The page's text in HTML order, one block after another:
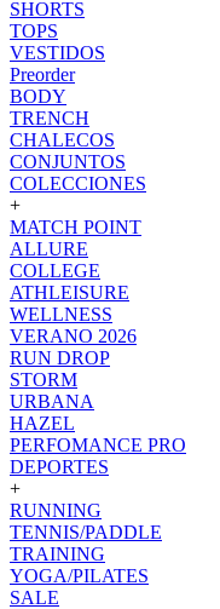
SHORTS
TOPS
VESTIDOS
Preorder
BODY
TRENCH
CHALECOS
CONJUNTOS
COLECCIONES
+
MATCH POINT
ALLURE
COLLEGE
ATHLEISURE
WELLNESS
VERANO 2026
RUN DROP
STORM
URBANA
HAZEL
PERFOMANCE PRO
DEPORTES
+
RUNNING
TENNIS/PADDLE
TRAINING
YOGA/PILATES
SALE